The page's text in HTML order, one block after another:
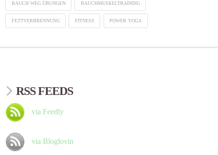
BAUCH WEG ÜBUNGEN BAUCHMUSKELTRAINING
FETTVERBRENNUNG FITNESS POWER YOGA
RSS FEEDS
via Feedly
via Bloglovin